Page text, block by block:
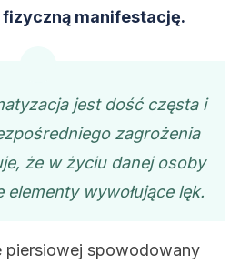
manifestację.
jest dość częsta i
zagrożenia
że w życiu danej osoby
elementy wywołujące lęk.
piersiowej spowodowany